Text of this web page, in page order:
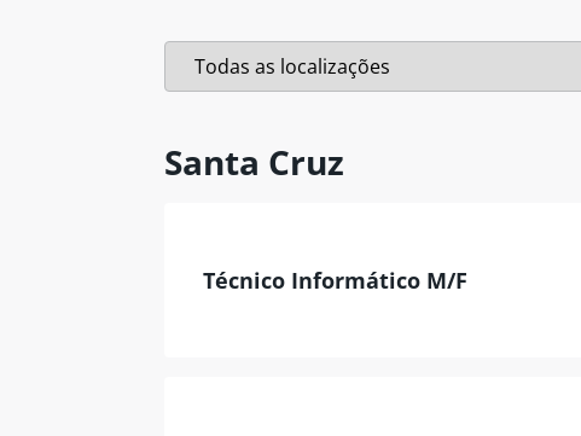
Santa Cruz
Técnico Informático M/F